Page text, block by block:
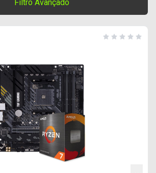
Filtro Avançado